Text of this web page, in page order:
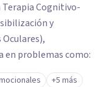
Cognitivo-
y
en problemas como:
+5 más